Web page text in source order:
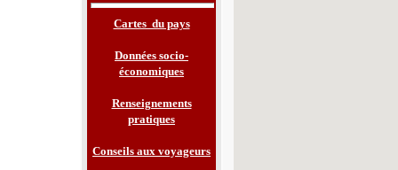
Cartes du pays
Données socio-
économiques
Renseignements
pratiques
Conseils aux voyageurs